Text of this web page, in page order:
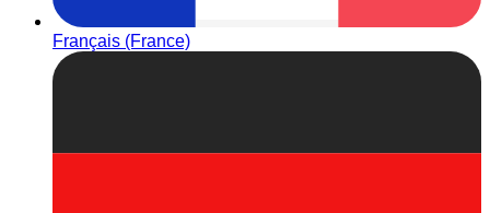
Français (France)